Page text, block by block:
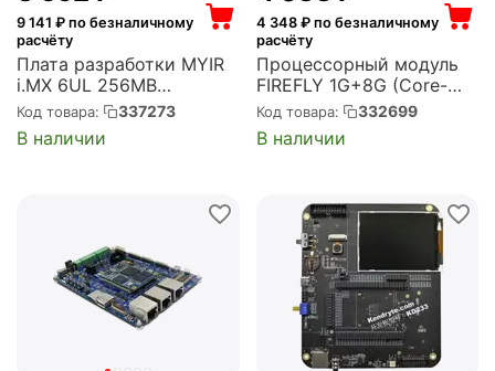
9 141 ₽ по безналичному
расчёту
Плата разработки MYIR
i.MX 6UL 256MB
DDR3SDRAM, 256MB
Nand Flashor 4GB eMMC
Flash (MYD-Y6ULY2-V2-
Код товара: 337273
В наличии
4 348₽ по безналичному
расчёту
Процессорный модуль
FIREFLY 1G+8G (Core-
3128J)
Код товара: 332699
В наличии